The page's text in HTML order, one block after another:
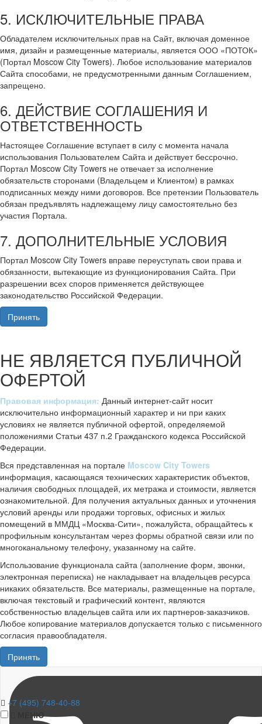
5. ИСКЛЮЧИТЕЛЬНЫЕ ПРАВА
Обладателем исключительных прав на Сайт, включая доменное
имя, дизайн и размещенные материалы, является ООО «ПОТОК»
(Портал Moscow City Towers). Любое использование материалов
Сайта способами, не предусмотренными данным Соглашением,
запрещено.
6. ДЕЙСТВИЕ СОГЛАШЕНИЯ И
ОТВЕТСТВЕННОСТЬ
Настоящее Соглашение вступает в силу с момента начала
использования Пользователем Сайта и действует бессрочно.
Портал Moscow City Towers не отвечает за исполнение
обязательств сторонами (Владельцем и Клиентом) в рамках
подписанных между ними договоров. Все претензии Пользователь
обязан предъявлять надлежащему лицу самостоятельно без
участия Портала.
7. ДОПОЛНИТЕЛЬНЫЕ УСЛОВИЯ
Портал Moscow City Towers вправе переуступать свои права и
обязанности, вытекающие из функционирования Сайта. При
разрешении всех споров применяется действующее
законодательство Российской Федерации.
Принять
НЕ ЯВЛЯЕТСЯ ПУБЛИЧНОЙ
ОФЕРТОЙ
Правовая информация: Данный интернет-сайт носит
исключительно информационный характер и ни при каких
условиях не является публичной офертой, определяемой
положениями Статьи 437 п.2 Гражданского кодекса Российской
Федерации.
Вся представленная на портале Moscow City Towers
информация, касающаяся технических характеристик объектов,
наличия свободных площадей, их метража и стоимости, является
ознакомительной. Для получения актуальных данных и уточнения
условий аренды или продажи торговых, офисных и жилых
помещений в ММДЦ «Москва-Сити», пожалуйста, обращайтесь к
профильным консультантам через формы обратной связи или по
многоканальному телефону, указанному на сайте.
Использование функционала сайта (заполнение форм, звонки,
электронная переписка) не накладывает на владельцев ресурса
никаких обязательств. Все материалы, размещенные на портале,
включая текстовый и графический контент, являются
собственностью владельцев сайта или их партнеров-заказчиков.
Любое копирование материалов допускается только с письменного
согласия правообладателя.
Принять
+7 (495) 748-40-88
МЕНЮ